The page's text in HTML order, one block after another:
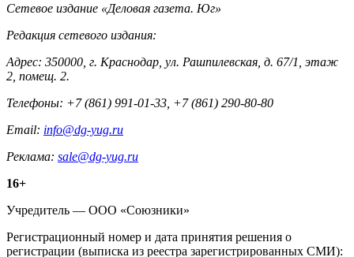
Контакты
Сетевое издание «Деловая газета. Юг»
Редакция сетевого издания:
Адрес: 350000, г. Краснодар, ул. Рашпилевская, д. 67/1, этаж
2, помещ. 2.
Телефоны: +7 (861) 991-01-33, +7 (861) 290-80-80
Email: info@dg-yug.ru
Реклама: sale@dg-yug.ru
Информация
о
издании
16+
Учредитель — ООО «Союзники»
Регистрационный номер и дата принятия решения о
регистрации (выписка из реестра зарегистрированных СМИ):